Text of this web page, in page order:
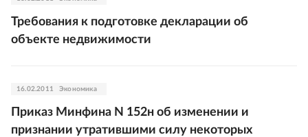
Требования к подготовке декларации об
объекте недвижимости
16.02.2011 Экономика
Приказ Минфина N 152н об изменении и
признании утратившими силу некоторых